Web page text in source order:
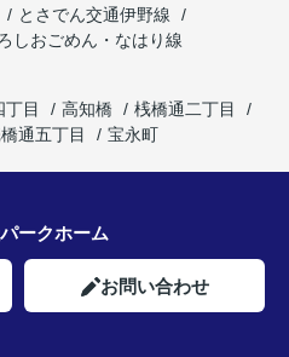
とさでん交通伊野線
しおごめん・なはり線
丁目 高知橋
桟橋通二丁目
通五丁目 宝永町
ークホーム
お問い合わせ